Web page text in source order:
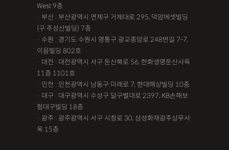
West 9층
· 부산 : 부산광역시 연제구 거제대로 295, 덕암에셋빌딩
(구 주성산빌딩) 7층
· 수원 : 경기도 수원시 영통구 광교중앙로 248번길 7-7,
이음빌딩 802호
· 대전 : 대전광역시 서구 둔산북로 56, 한화생명둔산사옥
11층 1101호
· 인천 : 인천광역시 남동구 미래로 7, 현대해상빌딩 10층
· 대구 : 대구광역시 수성구 달구벌대로 2397, KB손해보
험대구빌딩 18층
· 광주 : 광주광역시 서구 시청로 30, 삼성화재광주상무사
옥 15층